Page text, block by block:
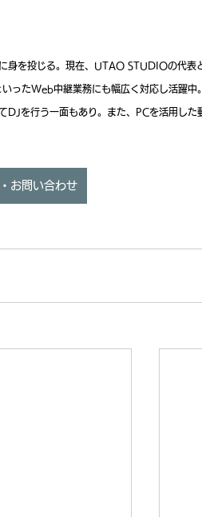
身を投じる。現在、UTAO STUDIOの代表
ったWeb中継業務にも幅広く対応し活躍中
を行う一面もあり。また、PCを活用した
お問い合わせ